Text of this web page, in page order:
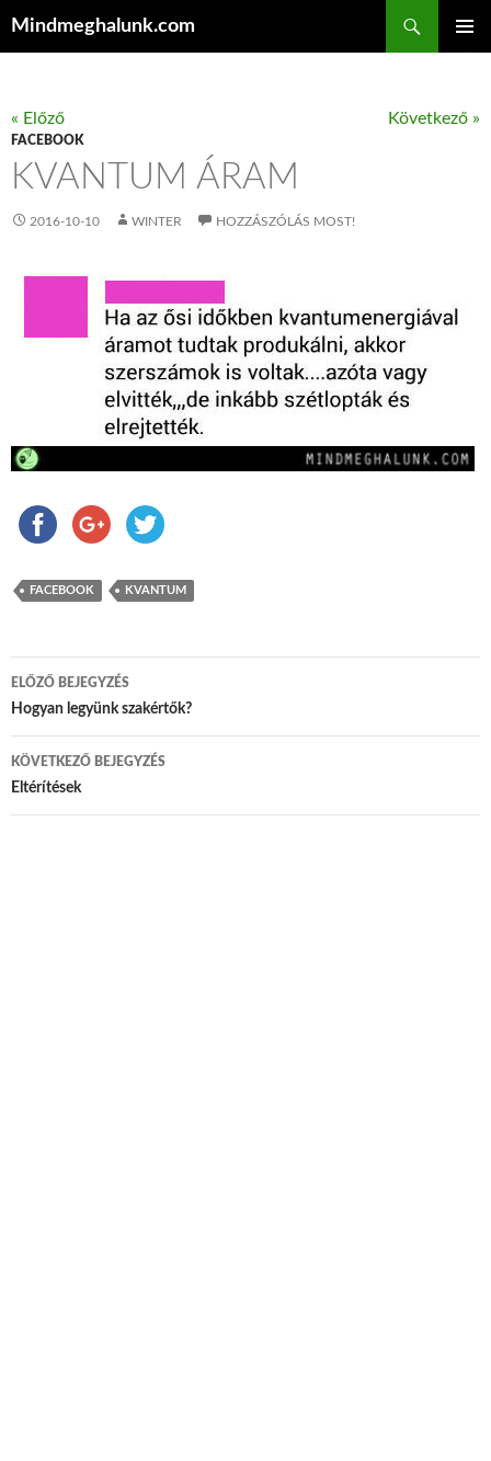
Mindmeghalunk.com
« Előző Következő »
FACEBOOK
KVANTUM ÁRAM
2016-10-10 WINTER HOZZÁSZÓLÁS MOST!
FACEBOOK KVANTUM
Bejegyzés navigáció
ELŐZŐ BEJEGYZÉS
Hogyan legyünk szakértők?
KÖVETKEZŐ BEJEGYZÉS
Eltérítések